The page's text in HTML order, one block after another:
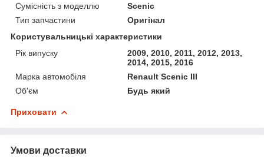
Сумісність з моделлю
Scenic
Тип запчастини
Оригінал
Користувальницькі характеристики
Рік випуску
2009, 2010, 2011, 2012, 2013,
2014, 2015, 2016
Марка автомобіля
Renault Scenic III
Об'єм
Будь який
Приховати
Умови доставки